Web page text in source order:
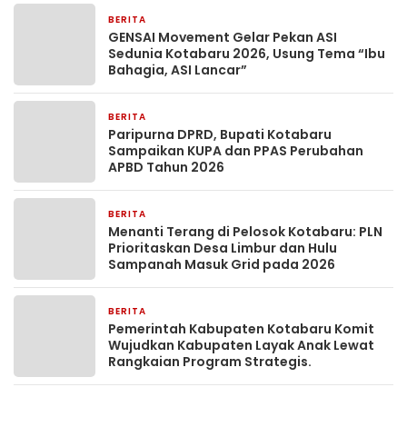
BERITA
GENSAI Movement Gelar Pekan ASI
Sedunia Kotabaru 2026, Usung Tema “Ibu
Bahagia, ASI Lancar”
BERITA
Paripurna DPRD, Bupati Kotabaru
Sampaikan KUPA dan PPAS Perubahan
APBD Tahun 2026
BERITA
Menanti Terang di Pelosok Kotabaru: PLN
Prioritaskan Desa Limbur dan Hulu
Sampanah Masuk Grid pada 2026
BERITA
Pemerintah Kabupaten Kotabaru Komit
Wujudkan Kabupaten Layak Anak Lewat
Rangkaian Program Strategis.